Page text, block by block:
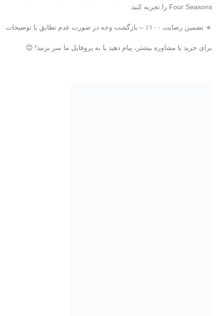
Four Seasons را تجربه کنید.
🔹 تضمین رضایت ۱۰۰٪ – بازگشت وجه در صورت عدم تطابق با توضیحات
برای خرید یا مشاوره بیشتر، پیام دهید یا به پروفایل ما سر بزنید! 😊